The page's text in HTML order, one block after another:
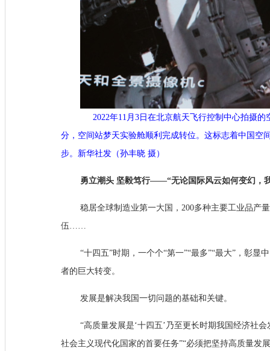
2022年11月3日在北京航天飞行控制中心拍摄的
分，空间站梦天实验舱顺利完成转位。这标志着中国空
步。新华社发（孙丰晓 摄）
勇立潮头 坚毅笃行——“无论国际风云如何变幻，
稳居全球制造业第一大国，200多种主要工业品产
伍……
“十四五”时期，一个个“第一”“最多”“最大”，彰
者的巨大转变。
发展是解决我国一切问题的基础和关键。
“高质量发展是‘十四五’乃至更长时期我国经济社
社会主义现代化国家的首要任务”“必须把坚持高质量